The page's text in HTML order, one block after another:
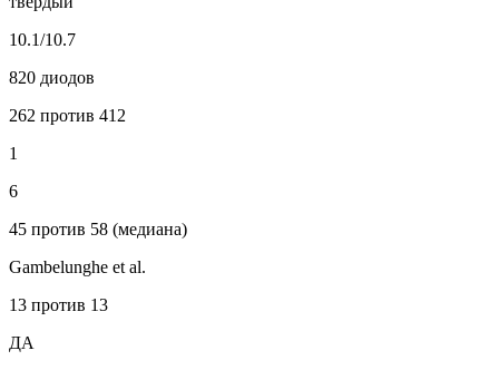
10.1/10.7
820 диодов
262 против 412
1
6
45 против 58 (медиана)
Gambelunghe et al.
13 против 13
ДА